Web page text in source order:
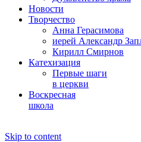
Новости
Творчество
Анна Герасимова
иерей Александр
Кирилл Смирнов
Катехизация
Первые шаги
в церкви
Воскресная
школа
Skip to content